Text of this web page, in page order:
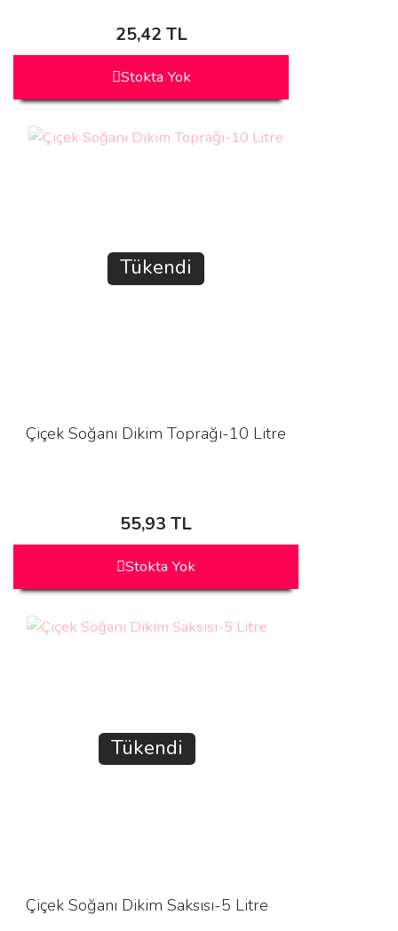
25,42 TL
Stokta Yok
Tükendi
Çiçek Soğanı Dikim Toprağı-10 Litre
55,93 TL
Stokta Yok
Tükendi
Çiçek Soğanı Dikim Saksısı-5 Litre